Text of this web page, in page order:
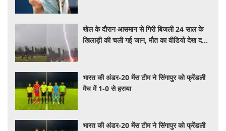
खेल के दौरान आसमान से गिरी बिजली 24 साल के
खिलाड़ी की चली गई जान, मौत का वीडियो देख दहल
भारत की अंडर-20 मेंस टीम ने सिंगापुर को फ्रेंडली
मैच में 1-0 से हराया
भारत की अंडर-20 मेंस टीम ने सिंगापुर को फ्रेंडली